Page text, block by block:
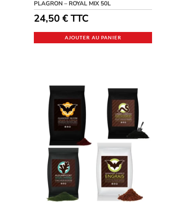
PLAGRON – ROYAL MIX 50L
24,50€TTC
AJOUTER AU PANIER